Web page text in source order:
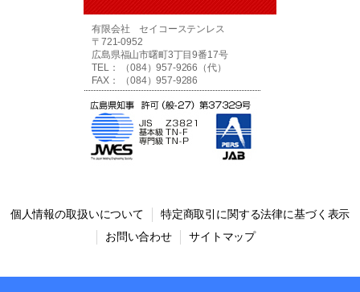
有限会社 セイコーステンレス
〒721-0952
広島県福山市曙町3丁目9番17号
TEL： （084）957-9266（代）
FAX： （084）957-9286
個人情報の取扱いについて
特定商取引に関する法律に基づく表示
お問い合わせ
サイトマップ